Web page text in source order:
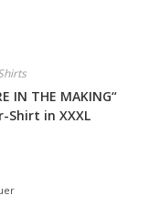
IN THE MAKING“
Shirt in XXXL